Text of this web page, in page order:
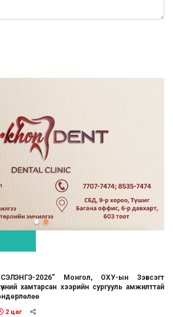
2026” Монгол, ОХУ-ын Зэвсэгт
хамтарсан хээрийн сургууль амжилттай
2 цаг